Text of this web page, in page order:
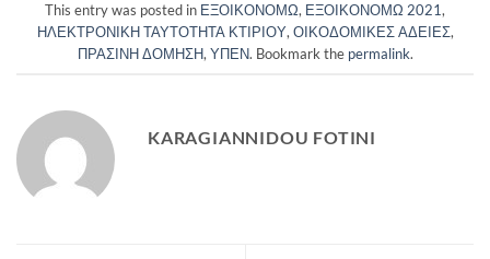
This entry was posted in ΕΞΟΙΚΟΝΟΜΩ, ΕΞΟΙΚΟΝΟΜΩ 2021,
ΗΛΕΚΤΡΟΝΙΚΗ ΤΑΥΤΟΤΗΤΑ ΚΤΙΡΙΟΥ,ΟΙΚΟΔΟΜΙΚΕΣ ΑΔΕΙΕΣ,
ΠΡΑΣΙΝΗ ΔΟΜΗΣΗ,ΥΠΕΝ. Bookmark the permalink.
KARAGIANNIDOU FOTINI